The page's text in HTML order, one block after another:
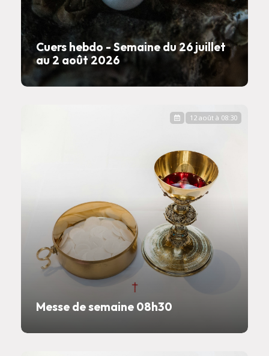
Cuers hebdo - Semaine du 26 juillet
au 2 août 2026
Messe de semaine 08h30
12 août à 08:30